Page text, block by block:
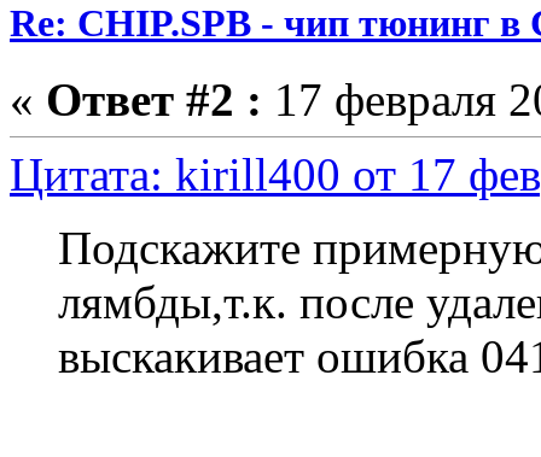
Re: CHIP.SPB - чип тюнинг в
« Ответ #2 : 17 февраля
Цитата: kirill400 от 17
Подскажите
лямбды,т.к. после
выскакивает ошибка